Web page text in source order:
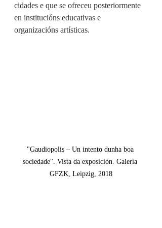
cidades e que se ofreceu posteriormente
en institucións educativas e
organizacións artísticas.
"Gaudiopolis – Un intento dunha boa
sociedade". Vista da exposición. Galería
GFZK, Leipzig, 2018